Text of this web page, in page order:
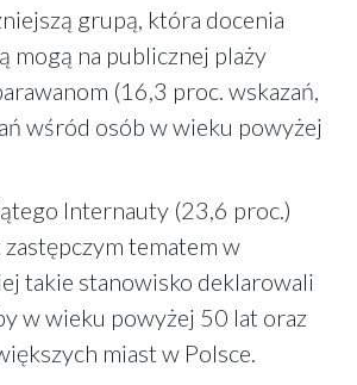
grupą, która docenia
mogą na publicznej plaży
(16,3 proc. wskazań,
wśród osób w wieku powyżej
Internauty (23,6 proc.)
tematem w
takie stanowisko deklarowali
w wieku powyżej 50 lat oraz
miast w Polsce.